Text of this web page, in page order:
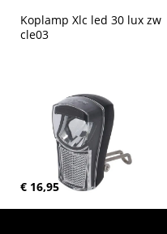
Koplamp Xlc led 30 lux zw
cle03
€ 16,95